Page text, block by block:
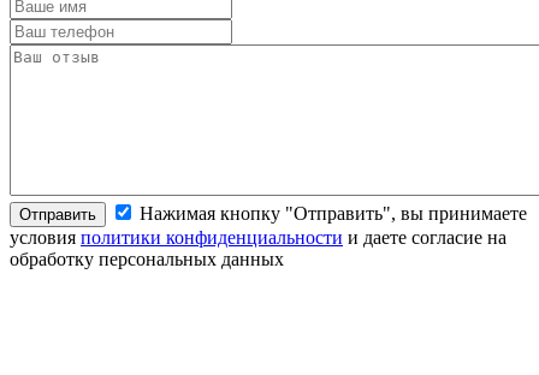
Отправить
Нажимая кнопку "Отправить", вы принимаете
условия политики конфиденциальности и даете согласие на
обработку персональных данных